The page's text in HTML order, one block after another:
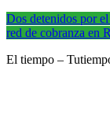
Dos detenidos por
red de cobranza en
El tiempo –